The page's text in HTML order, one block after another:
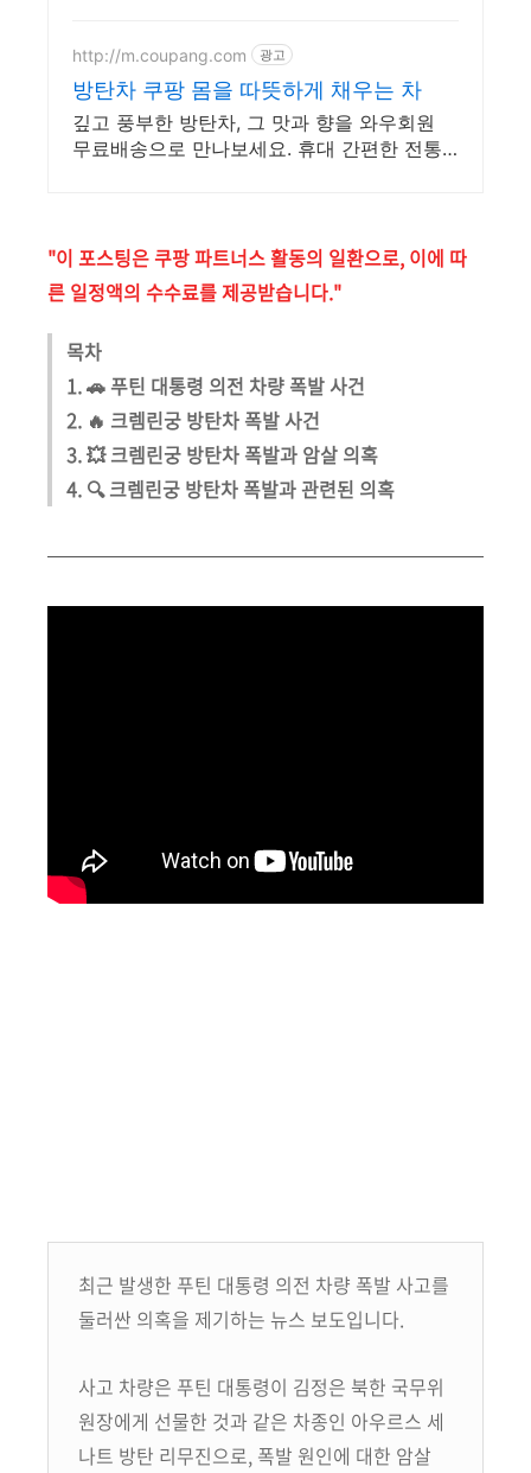
http://m.coupang.com 광고
방탄차 쿠팡 몸을 따뜻하게 채우는 차
깊고 풍부한 방탄차, 그 맛과 향을 와우회원
무료배송으로 만나보세요. 휴대 간편한 전통
"이 포스팅은 쿠팡 파트너스 활동의 일환으로, 이에 따
른 일정액의 수수료를 제공받습니다."
목차
1. 🚗 푸틴 대통령 의전 차량 폭발 사건
2. 🔥 크렘린궁 방탄차 폭발 사건
3. 💥 크렘린궁 방탄차 폭발과 암살 의혹
4. 🔍 크렘린궁 방탄차 폭발과 관련된 의혹
최근 발생한 푸틴 대통령 의전 차량 폭발 사고를
둘러싼 의혹을 제기하는 뉴스 보도입니다.
사고 차량은 푸틴 대통령이 김정은 북한 국무위
원장에게 선물한 것과 같은 차종인 아우르스 세
나트 방탄 리무진으로, 폭발 원인에 대한 암살